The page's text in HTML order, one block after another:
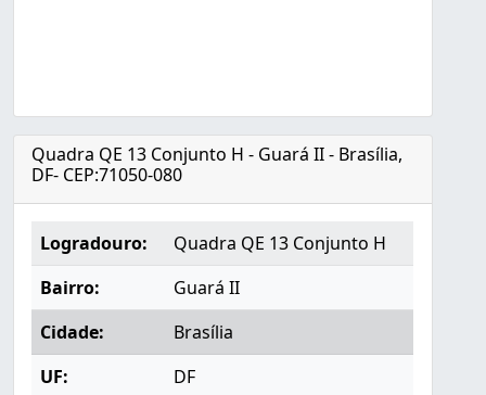
Quadra QE 13 Conjunto H - Guará II - Brasília,
DF- CEP:71050-080
Logradouro:
Quadra QE 13 Conjunto H
Bairro:
Guará II
Cidade:
Brasília
UF:
DF